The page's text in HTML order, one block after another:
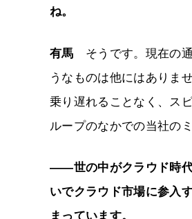
ね。
有馬 そうです。現在の
うなものは他にはありま
乗り遅れることなく、ス
ループのなかでの当社の
――世の中がクラウド時代
いでクラウド市場に参入
まっています。